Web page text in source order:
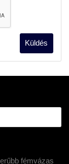
fémvázas